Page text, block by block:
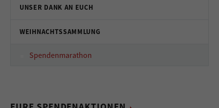
UNSER DANK AN EUCH
WEIHNACHTSSAMMLUNG
Spendenmarathon